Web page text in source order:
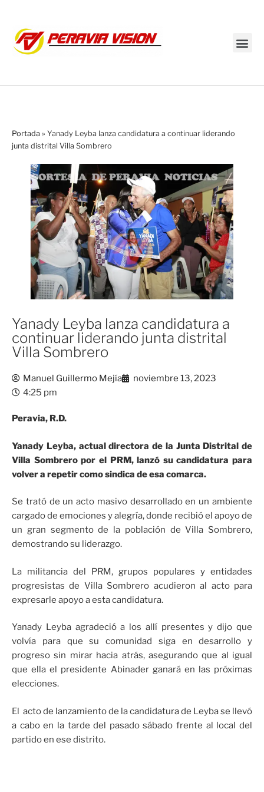
Portada » Yanady Leyba lanza candidatura a continuar liderando
junta distrital Villa Sombrero
Yanady Leyba lanza candidatura a
continuar liderando junta distrital
Villa Sombrero
Manuel Guillermo Mejía
noviembre 13, 2023
4:25 pm
Peravia, R.D.
Yanady Leyba, actual directora de la Junta Distrital de
Villa Sombrero por el PRM, lanzó su candidatura para
volver a repetir como sindica de esa comarca.
Se trató de un acto masivo desarrollado en un ambiente
cargado de emociones y alegría, donde recibió el apoyo de
un gran segmento de la población de Villa Sombrero,
demostrando su liderazgo.
La militancia del PRM, grupos populares y entidades
progresistas de Villa Sombrero acudieron al acto para
expresarle apoyo a esta candidatura.
Yanady Leyba agradeció a los allí presentes y dijo que
volvía para que su comunidad siga en desarrollo y
progreso sin mirar hacia atrás, asegurando que al igual
que ella el presidente Abinader ganará en las próximas
elecciones.
El acto de lanzamiento de la candidatura de Leyba se llevó
a cabo en la tarde del pasado sábado frente al local del
partido en ese distrito.